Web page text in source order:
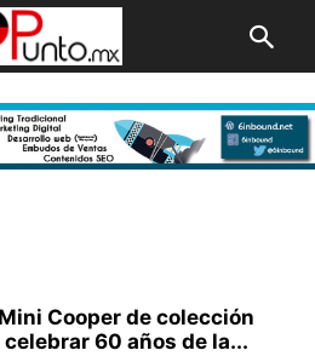
Cooper de colección
celebrar 60 años de la...